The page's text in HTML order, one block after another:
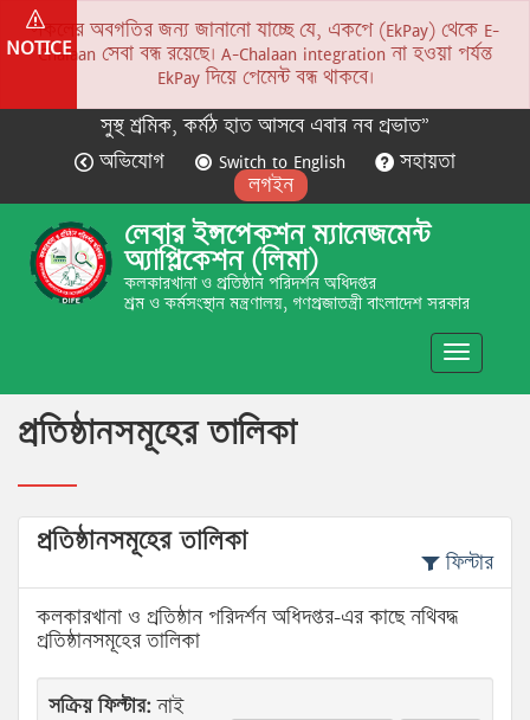
NOTICE
সকলের অবগতির জন্য জানানো যাচ্ছে যে, একপে (EkPay) থেকে E-
Chalaan সেবা বন্ধ রয়েছে। A-Chalaan integration না হওয়া পর্যন্ত
EkPay দিয়ে পেমেন্ট বন্ধ থাকবে।
সুস্থ শ্রমিক, কর্মঠ হাত আসবে এবার নব প্রভাত”
অভিযোগ
Switch to English
সহায়তা
লগইন
লেবার ইন্সপেকশন ম্যানেজমেন্ট
অ্যাপ্লিকেশন (লিমা)
কলকারখানা ও প্রতিষ্ঠান পরিদর্শন অধিদপ্তর
শ্রম ও কর্মসংস্থান মন্ত্রণালয়, গণপ্রজাতন্ত্রী বাংলাদেশ সরকার
Toggle
প্রতিষ্ঠানসমূহের তালিকা
প্রতিষ্ঠানসমূহের তালিকা
ফিল্টার
কলকারখানা ও প্রতিষ্ঠান পরিদর্শন অধিদপ্তর-এর কাছে নথিবদ্ধ
প্রতিষ্ঠানসমূহের তালিকা
সক্রিয় ফিল্টার:নাই